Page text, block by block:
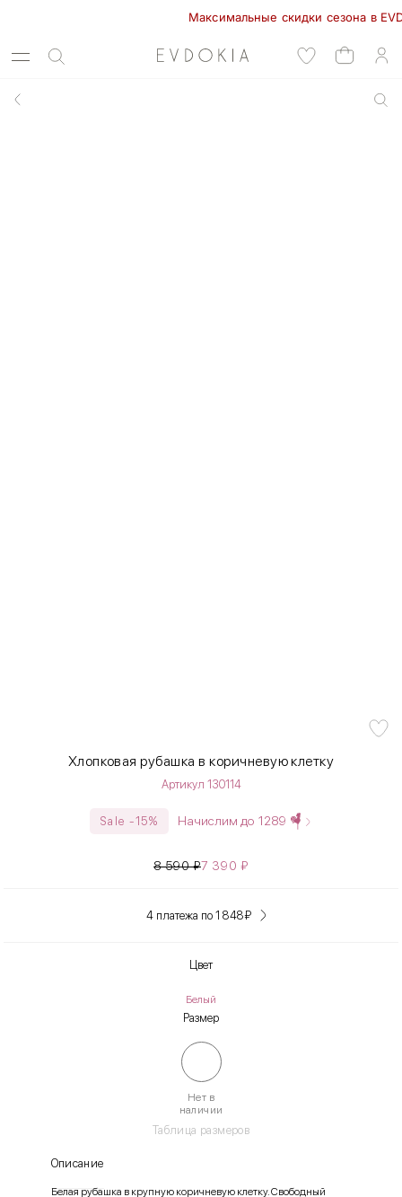
Максимальные скидки сезона в
Хлопковая рубашка в коричневую клетку
Артикул 130114
Sale -15% Начислим до 1289
8 590₽7 390₽
4 платежа по 1 848₽
Цвет
Белый
Размер
Таблица размеров
Нет в
наличии
Описание
Белая рубашка в крупную коричневую клетку. Свободный